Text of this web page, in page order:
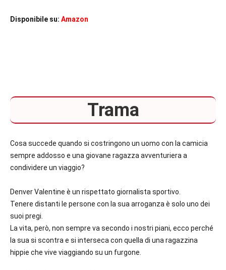
Disponibile su: Amazon
Trama
Cosa succede quando si costringono un uomo con la camicia
sempre addosso e una giovane ragazza avventuriera a
condividere un viaggio?
Denver Valentine è un rispettato giornalista sportivo.
Tenere distanti le persone con la sua arroganza è solo uno dei
suoi pregi.
La vita, però, non sempre va secondo i nostri piani, ecco perché
la sua si scontra e si interseca con quella di una ragazzina
hippie che vive viaggiando su un furgone.